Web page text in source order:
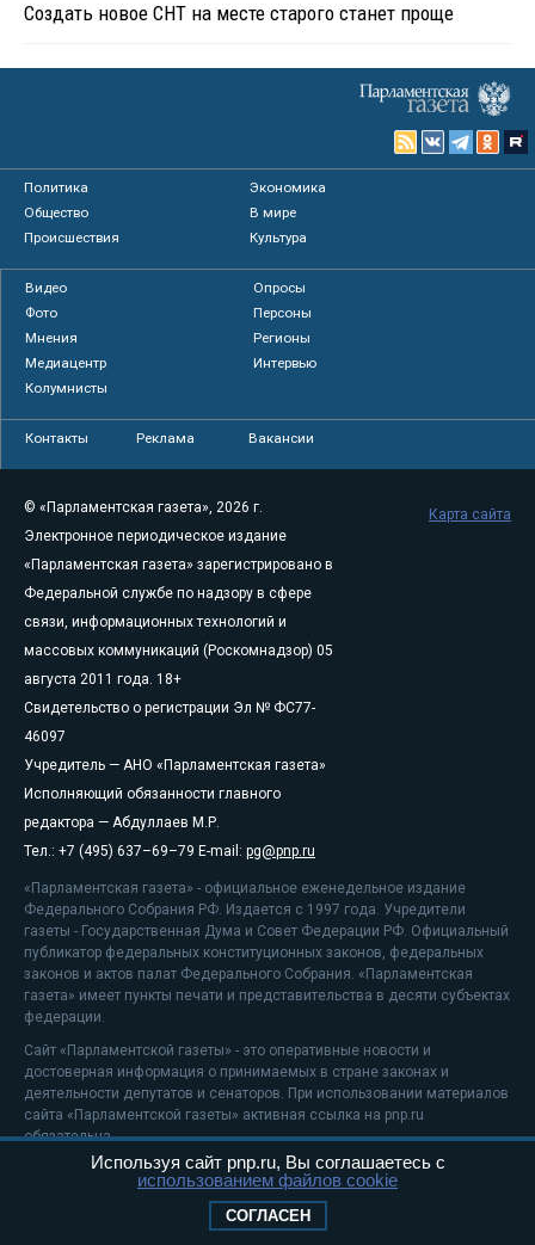
Создать новое СНТ на месте старого станет проще
Политика
Экономика
Общество
В мире
Происшествия
Культура
Видео
Опросы
Фото
Персоны
Мнения
Регионы
Медиацентр
Интервью
Колумнисты
Контакты Реклама Вакансии
© «Парламентская газета», 2026 г.
Электронное периодическое издание
«Парламентская газета» зарегистрировано в
Федеральной службе по надзору в сфере
связи, информационных технологий и
массовых коммуникаций (Роскомнадзор) 05
августа 2011 года. 18+
Свидетельство о регистрации Эл № ФС77-
46097
Учредитель — АНО «Парламентская газета»
Исполняющий обязанности главного
редактора — Абдуллаев М.Р.
Тел.: +7 (495) 637–69–79 E-mail: pg@pnp.ru
«Парламентская газета» - официальное еженедельное издание
Федерального Собрания РФ. Издается с 1997 года. Учредители
газеты - Государственная Дума и Совет Федерации РФ. Официальный
публикатор федеральных конституционных законов, федеральных
законов и актов палат Федерального Собрания. «Парламентская
газета» имеет пункты печати и представительства в десяти субъектах
федерации.
Сайт «Парламентской газеты» - это оперативные новости и
достоверная информация о принимаемых в стране законах и
деятельности депутатов и сенаторов. При использовании материалов
сайта «Парламентской газеты» активная ссылка на pnp.ru
обязательна.
На информационном ресурсе применяютсярекомендательные
Положение о защите персональных данных
Карта сайта
Используя сайт pnp.ru, Вы соглашаетесь с
использованием файлов cookie
СОГЛАСЕН